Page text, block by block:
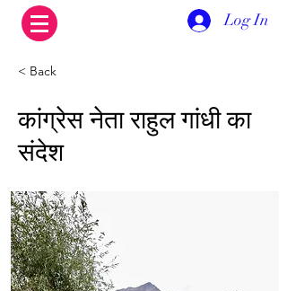
Log In
< Back
कांग्रेस नेता राहुल गांधी का
संदेश